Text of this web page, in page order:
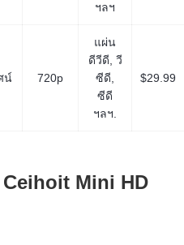
ฯลฯ
น์ 720p
แผ่น
ดีวีดี, วี
ซีดี,
ซีดี
ฯลฯ.
$29.99
Ceihoit Mini HD